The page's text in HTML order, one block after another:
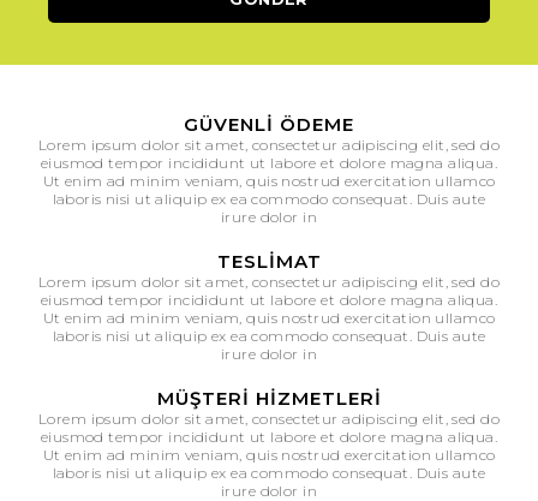
GÜVENLI ÖDEME
Lorem ipsum dolor sit amet, consectetur adipiscing elit, sed do
eiusmod tempor incididunt ut labore et dolore magna aliqua.
Ut enim ad minim veniam, quis nostrud exercitation ullamco
laboris nisi ut aliquip ex ea commodo consequat. Duis aute
irure dolor in
TESLIMAT
Lorem ipsum dolor sit amet, consectetur adipiscing elit, sed do
eiusmod tempor incididunt ut labore et dolore magna aliqua.
Ut enim ad minim veniam, quis nostrud exercitation ullamco
laboris nisi ut aliquip ex ea commodo consequat. Duis aute
irure dolor in
MÜŞTERI HIZMETLERI
Lorem ipsum dolor sit amet, consectetur adipiscing elit, sed do
eiusmod tempor incididunt ut labore et dolore magna aliqua.
Ut enim ad minim veniam, quis nostrud exercitation ullamco
laboris nisi ut aliquip ex ea commodo consequat. Duis aute
irure dolor in